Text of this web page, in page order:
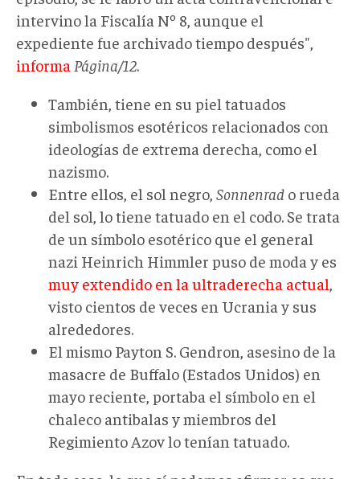
intervino la Fiscalía Nº 8, aunque el
expediente fue archivado tiempo después",
informa Página/12.
También, tiene en su piel tatuados
simbolismos esotéricos relacionados con
ideologías de extrema derecha, como el
nazismo.
Entre ellos, el sol negro, Sonnenrad o rueda
del sol, lo tiene tatuado en el codo. Se trata
de un símbolo esotérico que el general
nazi Heinrich Himmler puso de moda y es
muy extendido en la ultraderecha actual
visto cientos de veces en Ucrania y sus
alrededores.
El mismo Payton S. Gendron, asesino de la
masacre de Buffalo (Estados Unidos) en
mayo reciente, portaba el símbolo en el
chaleco antibalas y miembros del
Regimiento Azov lo tenían tatuado.